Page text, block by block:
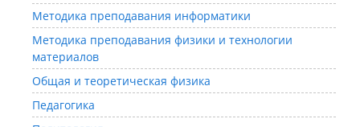
Методика преподавания информатики
Методика преподавания физики и технологии
материалов
Общая и теоретическая физика
Педагогика